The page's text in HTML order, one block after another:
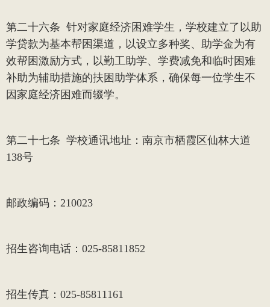
第二十六条 针对家庭经济困难学生，学校建立了以助
学贷款为基本帮困渠道，以设立多种奖、助学金为有
效帮困激励方式，以勤工助学、学费减免和临时困难
补助为辅助措施的扶困助学体系，确保每一位学生不
因家庭经济困难而辍学。
第二十七条 学校通讯地址：南京市栖霞区仙林大道
138号
邮政编码： 210023
招生咨询电话： 025-85811852
招生传真： 025-85811161